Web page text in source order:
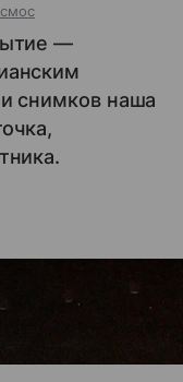
—
снимков наша